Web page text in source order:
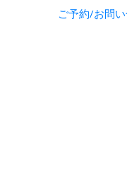
ご予約/お問